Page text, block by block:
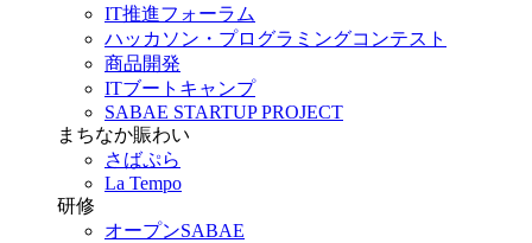
IT推進フォーラム
ハッカソン・プログラミングコンテスト
商品開発
ITブートキャンプ
SABAE STARTUP PROJECT
まちなか賑わい
さばぷら
La Tempo
研修
オープンSABAE